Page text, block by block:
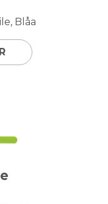
Blåa